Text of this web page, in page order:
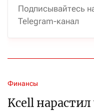
Подписывайтесь
Telegram-канал
Финансы
Kcell